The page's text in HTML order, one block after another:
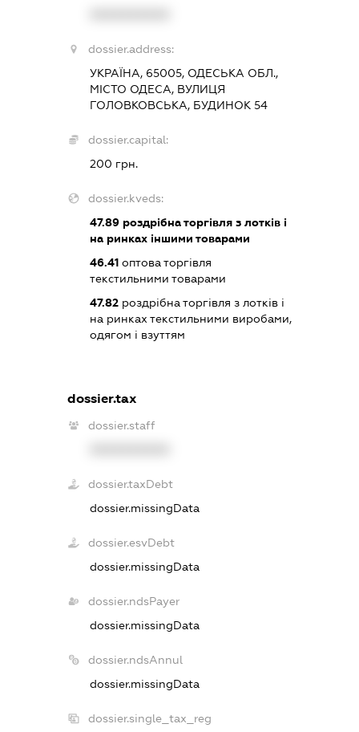
dossier.address:
УКРАЇНА, 65005, ОДЕСЬКА ОБЛ.,
МІСТО ОДЕСА, ВУЛИЦЯ
ГОЛОВКОВСЬКА, БУДИНОК 54
dossier.capital:
200 грн.
dossier.kveds:
47.89роздрібна торгівля з лотків і
на ринках іншими товарами
46.41оптова торгівля
текстильними товарами
47.82роздрібна торгівля з лотків і
на ринках текстильними виробами,
одягом і взуттям
dossier.tax
dossier.staff
dossier.taxDebt
dossier.missingData
dossier.esvDebt
dossier.missingData
dossier.ndsPayer
dossier.missingData
dossier.ndsAnnul
dossier.missingData
dossier.single_tax_reg